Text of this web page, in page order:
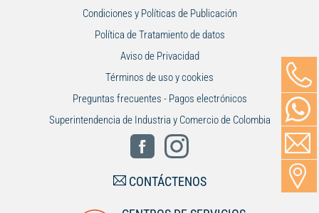
Condiciones y Políticas de Publicación
Política de Tratamiento de datos
Aviso de Privacidad
Términos de uso y cookies
Preguntas frecuentes - Pagos electrónicos
Superintendencia de Industria y Comercio de Colombia
CONTÁCTENOS